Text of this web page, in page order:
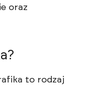
oraz
to rodzaj